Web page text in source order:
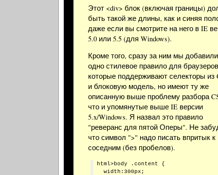
Этот <div> блок (включая границы)
быть такой же длины, как и синяя
даже если вы смотрите на него в IE
5.0 или 5.5 (для Windows).
Кроме того, сразу за ним мы
одно стилевое правило для
которые поддерживают селекторы из
и блоковую модель, но имеют ту же
описанную выше проблему разбора
что и упомянутые выше IE версии
5.x/Windows. Я назвал это правило
"реверанс для пятой Оперы". Не
что символ ">" надо писать впритык к
соседним (без пробелов).
html>body .content {
  width:300px;